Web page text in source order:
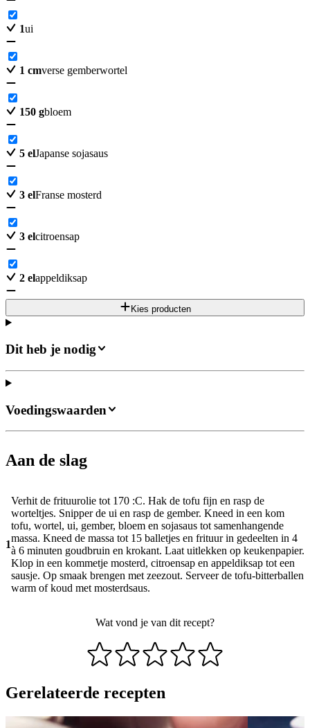
1ui
1 cmverse gemberwortel
150 gbloem
5 elJapanse sojasaus
3 elFranse mosterd
3 elcitroensap
2 elappeldiksap
Kies producten
Dit heb je nodig
Aan de slag
1
Verhit de frituurolie tot 170 :C. Hak de tofu fijn en rasp de
worteltjes. Snipper de ui en rasp de gember. Kneed in een kom
tofu, wortel, ui, gember, bloem en sojasaus tot samenhangende
massa. Kneed de massa tot 15 balletjes en frituur in gedeelten in 4
à 6 minuten goudbruin en krokant. Laat uitlekken op keukenpapier.
Klop in een kommetje mosterd, citroensap en appeldiksap tot een
sausje. Op smaak brengen met zeezout. Serveer de tofu-bitterballen
warm of koud met mosterdsaus.
Wat vond je van dit recept?
Voedingswaarden
Gerelateerde recepten